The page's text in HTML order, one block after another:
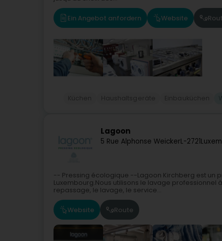
Ein Angebot anfordern Website
Lagoon
5 Rue Alphonse WeickerL-2721
-- Pressing écologique --Lagoon Kirchberg est un
Luxembourg.Nous utilisons le lavage
repassage, le lavage, le service...
Website Route